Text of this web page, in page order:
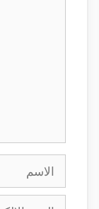
الاسم
البريد